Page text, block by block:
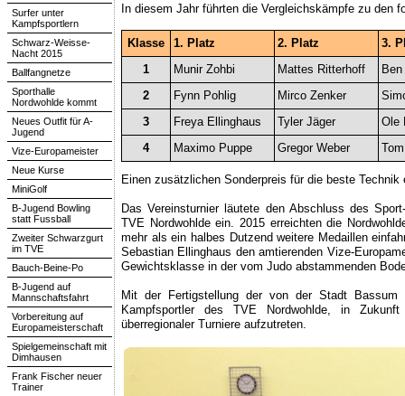
In diesem Jahr führten die Vergleichskämpfe zu den
Klasse 1. Platz 2. Platz
3.
1
Munir Zohbi Mattes Ritterhoff
2
Fynn Pohlig Mirco Zenker
3
Freya Ellinghaus Tyler Jäger
Ole
4
Maximo Puppe Gregor Weber
Einen zusätzlichen Sonderpreis für die beste
Das Vereinsturnier läutete den Abschluss des
TVE Nordwohlde ein. 2015 erreichten die
mehr als ein halbes Dutzend weitere Medaillen
Sebastian Ellinghaus den amtierenden Vize-
Gewichtsklasse in der vom Judo abstammenden
Mit der Fertigstellung der von der Stadt Bassum
Kampfsportler des TVE Nordwohlde, in
überregionaler Turniere aufzutreten.
Surfer unter
Kampfsportlern
Schwarz-Weisse-
Nacht 2015
Ballfangnetze
Sporthalle
Nordwohlde kommt
Neues Outfit für A-
Jugend
Vize-Europameister
Neue Kurse
MiniGolf
B-Jugend Bowling
statt Fussball
Zweiter Schwarzgurt
im TVE
Bauch-Beine-Po
B-Jugend auf
Mannschaftsfahrt
Vorbereitung auf
Europameisterschaft
Spielgemeinschaft mit
Dimhausen
Frank Fischer neuer
Trainer